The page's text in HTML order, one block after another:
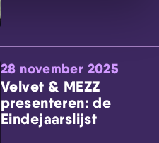
28 november 2025
Velvet & MEZZ
presenteren: de
Eindejaarslijst